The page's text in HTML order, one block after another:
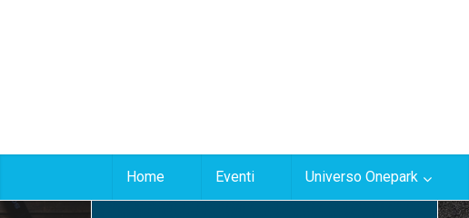
Home Eventi Universo Onepark